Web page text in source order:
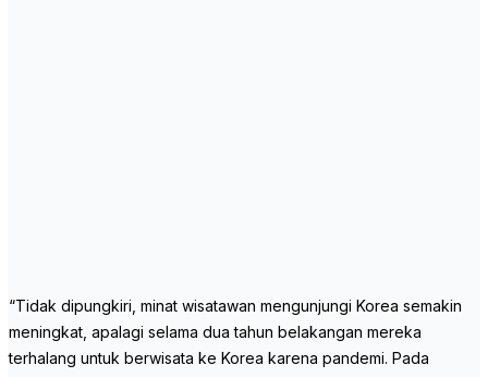
“Tidak dipungkiri, minat wisatawan mengunjungi Korea semakin
meningkat, apalagi selama dua tahun belakangan mereka
terhalang untuk berwisata ke Korea karena pandemi. Pada